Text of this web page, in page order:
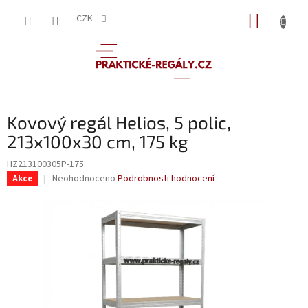
CZK
Kovový regál Helios, 5 polic,
213x100x30 cm, 175 kg
HZ213100305P-175
Akce
Průměrné
Neohodnoceno Podrobnosti hodnocení